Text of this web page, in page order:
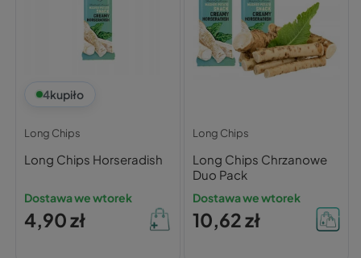
4kupiło
Long Chips
Long Chips Horseradish
Dostawa we wtorek
4,90 zł
Long Chips
Long Chips Chrzanowe
Duo Pack
Dostawa we wtorek
10,62 zł